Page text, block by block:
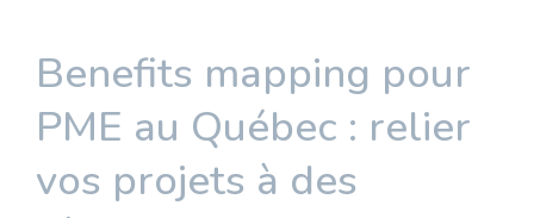
Benefits mapping pour
PME au Québec : relier
vos projets à des